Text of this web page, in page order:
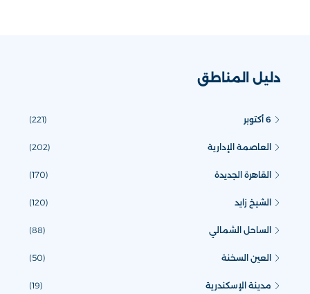
دليل المناطق
6 أكتوبر (221)
العاصمة الإدارية (202)
القاهرة الجديدة (170)
الشيخ زايد (120)
الساحل الشمالي (88)
العين السخنة (50)
مدينة الإسكندرية (19)